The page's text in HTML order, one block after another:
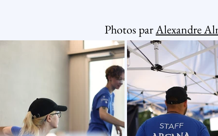
Photos parAlexandre